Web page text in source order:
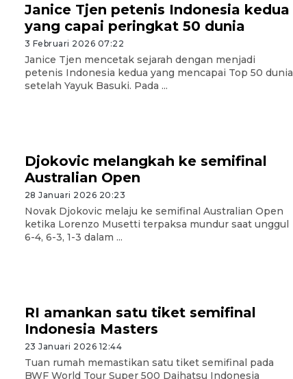
Janice Tjen petenis Indonesia kedua
yang capai peringkat 50 dunia
3 Februari 2026 07:22
Janice Tjen mencetak sejarah dengan menjadi
petenis Indonesia kedua yang mencapai Top 50 dunia
setelah Yayuk Basuki. Pada ...
Djokovic melangkah ke semifinal
Australian Open
28 Januari 2026 20:23
Novak Djokovic melaju ke semifinal Australian Open
ketika Lorenzo Musetti terpaksa mundur saat unggul
6-4, 6-3, 1-3 dalam ...
RI amankan satu tiket semifinal
Indonesia Masters
23 Januari 2026 12:44
Tuan rumah memastikan satu tiket semifinal pada
BWF World Tour Super 500 Daihatsu Indonesia
4 Agustus 2026 19:29
Persiapan Skuad Garuda
jelang laga lawan Kamboja
pada Piala AFF